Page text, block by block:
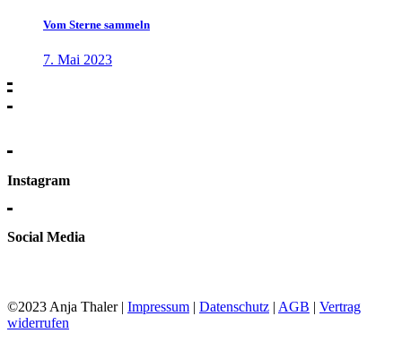
Vom Sterne sammeln
7. Mai 2023
Instagram
Social Media
©2023 Anja Thaler | Impressum | Datenschutz | AGB | Vertrag
widerrufen